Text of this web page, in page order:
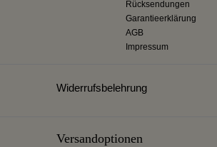
Rücksendungen
Garantieerklärung
AGB
Impressum
Widerrufsbelehrung
Versandoptionen